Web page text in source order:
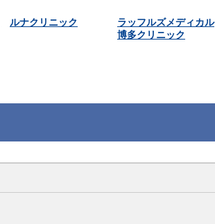
ルナクリニック
ラッフルズメディカル
博多クリニック